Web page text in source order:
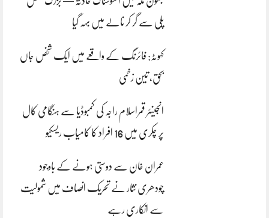
پلی سے گر کر نالے میں بہہ گیا
کہوٹہ: فائرنگ کے واقعے میں ایک شخص جاں
بحق، تین زخمی
انجینئر قمراسلام راجہ کی کمبوڈیا سے ہنگامی کال
پر چکری میں 16 افراد کا کامیاب ریسکیو
عمران خان سے دوستی ہونے کے باوجود
چودھری نثار نے تحریک انصاف میں شمولیت
سے انکاری رہے